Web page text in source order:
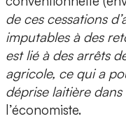
de ces cessations
imputables à des
est lié à des arrêts
agricole, ce qui a
déprise laitière
l’économiste.